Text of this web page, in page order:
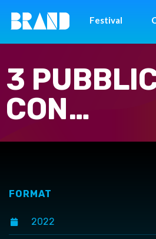
Festival
3
CON…
FORMAT
2022